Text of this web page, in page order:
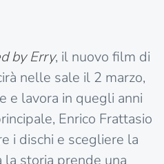
by Erry, il nuovo film di
nelle sale il 2 marzo,
e lavora in quegli anni
Enrico Frattasio
i dischi e scegliere la